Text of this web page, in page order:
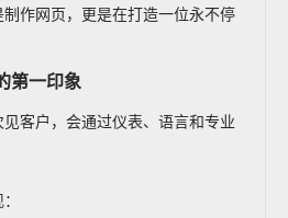
作网页，更是在打造一位永不停
第一印象
客户，会通过仪表、语言和专业